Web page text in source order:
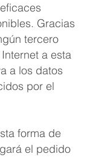
Gracias
tercero
a esta
a los datos
por el
forma de
el pedido